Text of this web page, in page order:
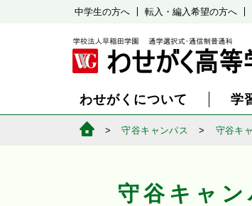
中学生の方へ 転入・編入希望の方へ
わせがくについて 学
守谷キャンパス 守谷キ
守谷キャ